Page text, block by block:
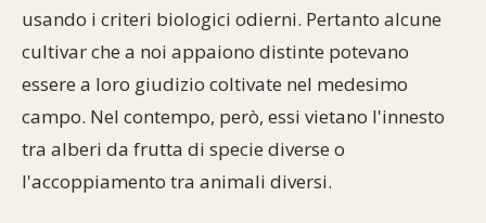
Opere di Maimonide Dal nostro archivio
usando i criteri biologici odierni. Pertanto alcune
cultivar che a noi appaiono distinte potevano
essere a loro giudizio coltivate nel medesimo
campo. Nel contempo, però, essi vietano l'innesto
tra alberi da frutta di specie diverse o
l'accoppiamento tra animali diversi.